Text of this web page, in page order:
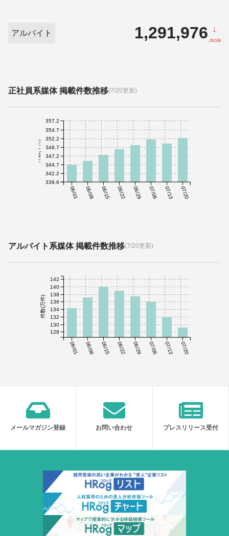
アルバイト 1,291,976 ↓
-26,536
正社員系媒体 掲載件数推移(7/20更新)
06/01 06/08 06/15 06/22 06/29 07/06 07/13 07/20
件数(千件)
339.6
342.2
344.7
347.2
349.7
352.2
354.7
357.2
アルバイト系媒体 掲載件数推移(7/20更新)
06/01 06/08 06/15 06/22 06/29 07/06 07/13 07/20
件数(万件)
128
130
132
134
136
138
140
142
メールマガジン登録 お問い合わせ プレスリリース受付